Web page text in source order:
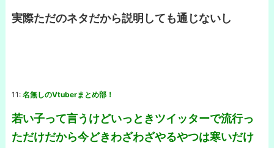
実際ただのネタだから説明しても通じないし
11: 名無しのVtuberまとめ部！
若い子って言うけどいっときツイッターで流行っ
ただけだから今どきわざわざやるやつは寒いだけ